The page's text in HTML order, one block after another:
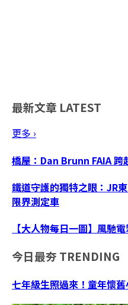
最新文章 LATEST
更多 ›
橋屋：Dan Brunn FAIA 跨
鐵道守護的獨特之眼：JR
限界測定車
【大人物每日一圖】風馳
今日最夯 TRENDING
七年級生照過來！童年懷